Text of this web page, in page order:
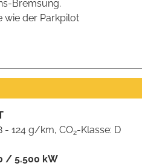
Bremsung.
wie der Parkpilot
- 124 g/km, CO2-Klasse: D
/ 5.500 kW